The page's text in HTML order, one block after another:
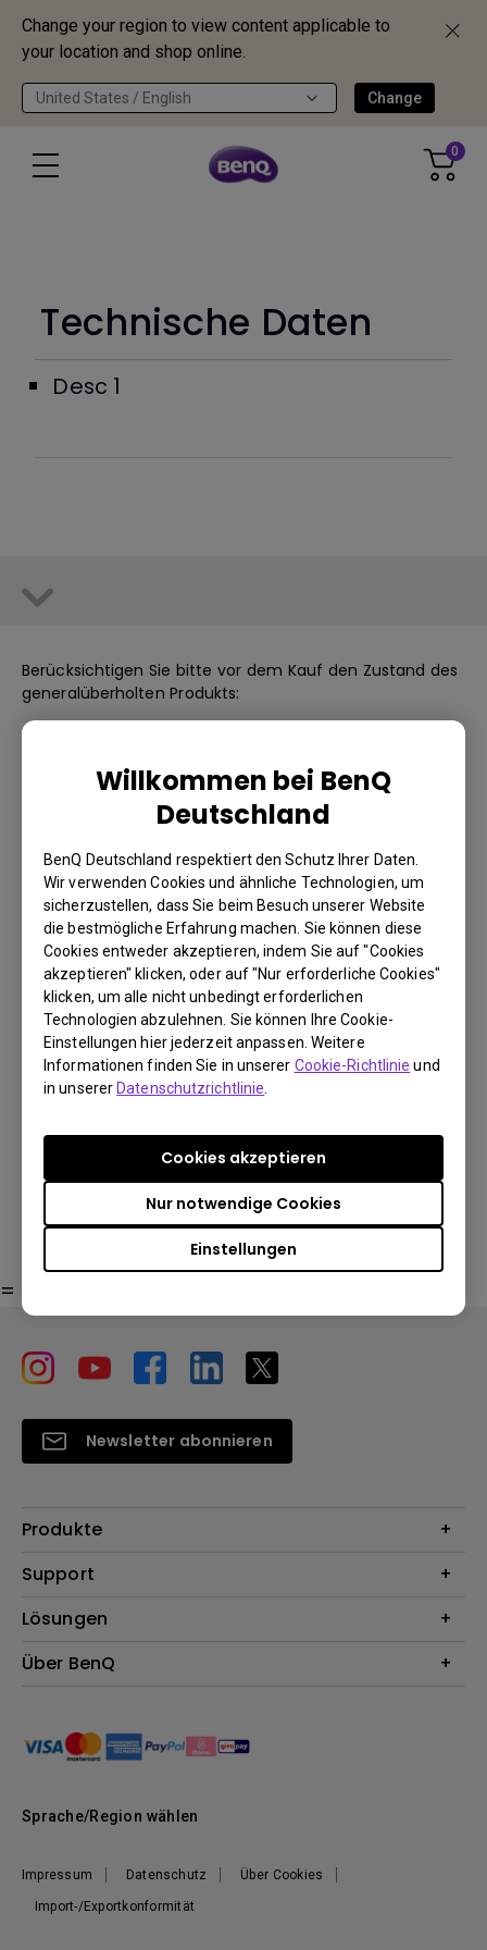
Change your region to view content applicable to
your location and shop online.
United States / English Change
Willkommen bei BenQ
Deutschland
BenQ Deutschland respektiert den Schutz Ihrer Daten.
Wir verwenden Cookies und ähnliche Technologien, um
sicherzustellen, dass Sie beim Besuch unserer Website
die bestmögliche Erfahrung machen. Sie können diese
Cookies entweder akzeptieren, indem Sie auf "Cookies
akzeptieren" klicken, oder auf "Nur erforderliche Cookies"
klicken, um alle nicht unbedingt erforderlichen
Technologien abzulehnen. Sie können Ihre Cookie-
Einstellungen hier jederzeit anpassen. Weitere
Informationen finden Sie in unserer Cookie-Richtlinie und
in unsererDatenschutzrichtlinie
Einstellungen
Nur notwendige Cookies
Cookies akzeptieren
0
Technische Daten
Desc 1
Du kannst auch hier
einkaufen
Geschäfte finden
Berücksichtigen Sie bitte vor dem Kauf den Zustand des
generalüberholten Produkts:
Projektor-Linse.
- 1 Jahr Garantie. (ab Rechnungsdatum)
- Es kann Kratzer >5 mm auf der Einfassung oder dem
Gehäuse haben, ohne dass die Funktion der Hardware
beeinträchtigt wird.
- Für Projektor die Nutzung ≦ 500 Std.
- Aus Umweltschutzgründen wird der Außenkarton nicht
erneuert. Dazu können folgende Bedingungen gehören:
Löcher, Risse, sichtbare Anzeichen langfristiger
Abnutzung, Beschädigung des Kartons, sichtbare
Schäden durch das Entfernen von Versandaufklebern.
Alle Spezifikationen
=
Newsletter abonnieren
Produkte
Beamer
Lampen
Webcams
Support
Kontakt
Reparaturservice
Onlineshop FAQ
BenQ Blog
Lösungen
Für Unternehmen
Über BenQ
Nachhaltigkeit
News
Impressum Datenschutz Über Cookies
Import-/Exportkonformität
Sprache/Region wählen